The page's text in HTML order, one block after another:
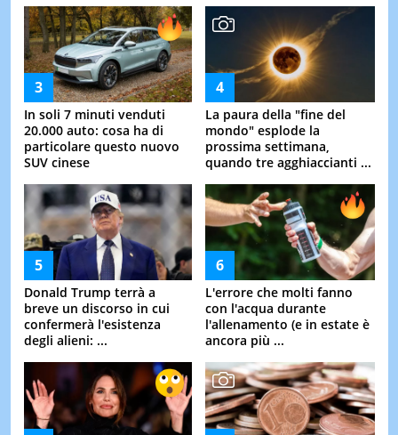
In soli 7 minuti venduti
20.000 auto: cosa ha di
particolare questo nuovo
SUV cinese
La paura della "fine del
mondo" esplode la
prossima settimana,
quando tre agghiaccianti ...
Donald Trump terrà a
breve un discorso in cui
confermerà l'esistenza
degli alieni: ...
L'errore che molti fanno
con l'acqua durante
l'allenamento (e in estate è
ancora più ...